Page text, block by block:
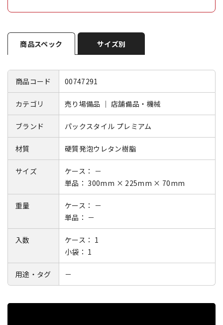
商品スペック サイズ別
商品コード 00747291
カテゴリ 売り場備品 ｜ 店舗備品・機械
ブランド パックスタイル プレミアム
材質 硬質発泡ウレタン樹脂
サイズ
ケース： －
単品： 300mm × 225mm × 70mm
重量
ケース： －
単品： －
入数
ケース： 1
小袋： 1
用途・タグ －